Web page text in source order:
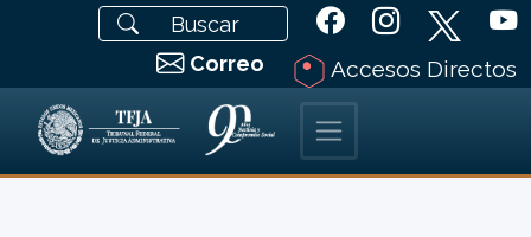
Correo Accesos Directos